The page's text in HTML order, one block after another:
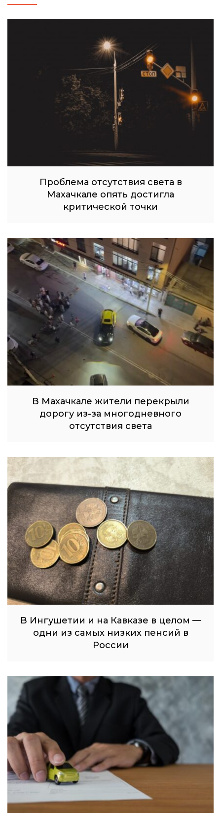
Проблема отсутствия света в
Махачкале опять достигла
критической точки
В Махачкале жители перекрыли
дорогу из-за многодневного
отсутствия света
В Ингушетии и на Кавказе в целом —
одни из самых низких пенсий в
России